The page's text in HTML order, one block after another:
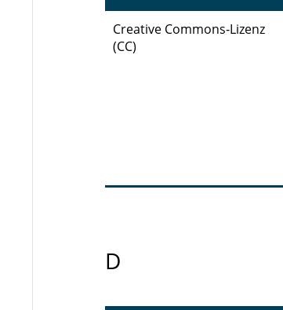
Creative Commons‑Lizenz
(CC)
D